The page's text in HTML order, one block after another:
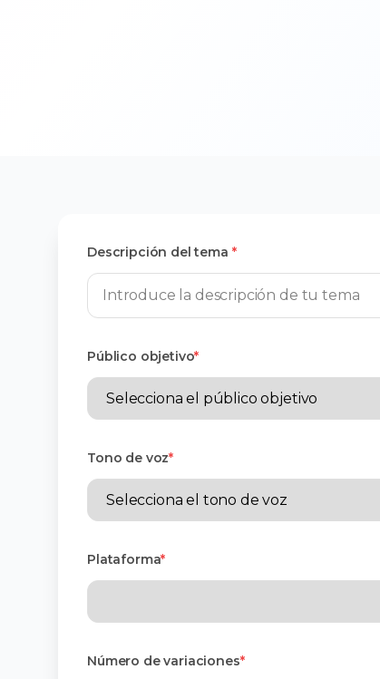
Descripción del tema *
Público objetivo*
Tono de voz*
Plataforma*
Número de variaciones*